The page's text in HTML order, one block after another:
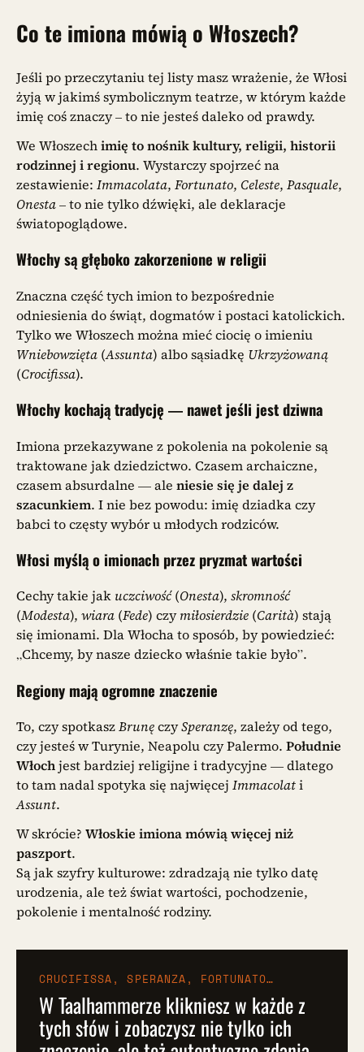
Co te imiona mówią o Włoszech?
Jeśli po przeczytaniu tej listy masz wrażenie, że Włosi
żyją w jakimś symbolicznym teatrze, w którym każde
imię coś znaczy – to nie jesteś daleko od prawdy.
We Włoszechimię to nośnik kultury, religii, historii
rodzinnej i regionu. Wystarczy spojrzeć na
zestawienie: Immacolata, Fortunato, Celeste, Pasquale,
Onesta– to nie tylko dźwięki, ale deklaracje
światopoglądowe.
Włochy są głęboko zakorzenione w religii
Znaczna część tych imion to bezpośrednie
odniesienia do świąt, dogmatów i postaci katolickich.
Tylko we Włoszech można mieć ciocię o imieniu
Wniebowzięta (Assunta) albo sąsiadkę Ukrzyżowaną
(Crocifissa).
Włochy kochają tradycję — nawet jeśli jest dziwna
Imiona przekazywane z pokolenia na pokolenie są
traktowane jak dziedzictwo. Czasem archaiczne,
czasem absurdalne — ale niesie się je dalej z
szacunkiem. I nie bez powodu: imię dziadka czy
babci to częsty wybór u młodych rodziców.
Włosi myślą o imionach przez pryzmat wartości
Cechy takie jak uczciwość(Onesta), skromność
(Modesta), wiara (Fede) czymiłosierdzie (Carità) stają
się imionami. Dla Włocha to sposób, by powiedzieć:
„Chcemy, by nasze dziecko właśnie takie było”.
Regiony mają ogromne znaczenie
To, czy spotkaszBrunęczySperanzę, zależy od tego,
czy jesteś w Turynie, Neapolu czy Palermo. Południe
Włochjest bardziej religijne i tradycyjne — dlatego
to tam nadal spotyka się najwięcej Immacolati
Assunt.
W skrócie? Włoskie imiona mówią więcej niż
paszport.
Są jak szyfry kulturowe: zdradzają nie tylko datę
urodzenia, ale też świat wartości, pochodzenie,
pokolenie i mentalność rodziny.
CRUCIFISSA, SPERANZA, FORTUNATO…
W Taalhammerze klikniesz w każde z
tych słów i zobaczysz nie tylko ich